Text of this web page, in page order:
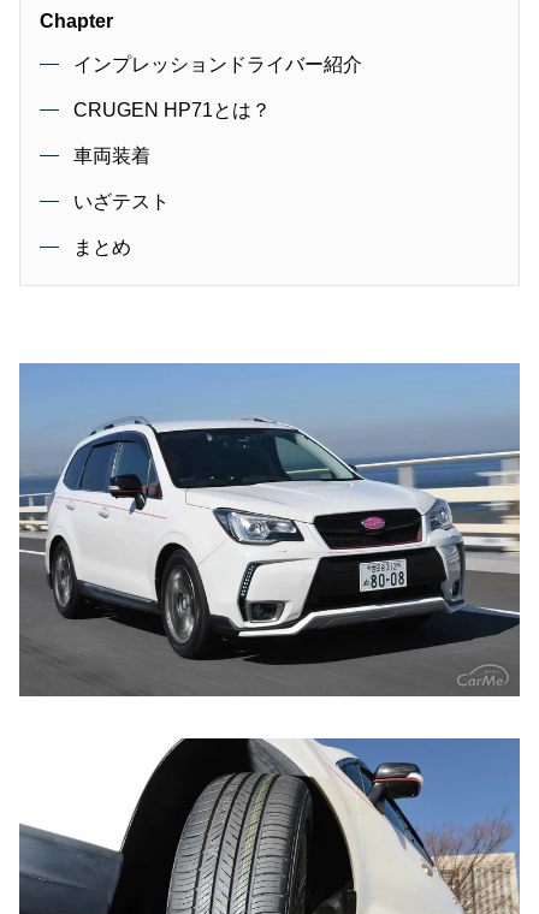
Chapter
インプレッションドライバー紹介
CRUGEN HP71とは？
車両装着
いざテスト
まとめ